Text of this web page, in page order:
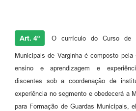
Art. 4º O currículo do Curso de
Municipais de Varginha é composto
ensino e aprendizagem e
discentes sob a coordenação de
experiência no segmento e obedecerá a
para Formação de Guardas Municipais,